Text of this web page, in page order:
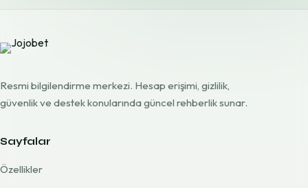
Resmi bilgilendirme merkezi. Hesap erişimi, gizlilik,
güvenlik ve destek konularında güncel rehberlik sunar.
Sayfalar
Özellikler